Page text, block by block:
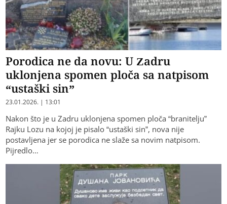
Porodica ne da novu: U Zadru
uklonjena spomen ploča sa natpisom
“ustaški sin”
23.01.2026. | 13:01
Nakon što je u Zadru uklonjena spomen ploča “branitelju”
Rajku Lozu na kojoj je pisalo “ustaški sin”, nova nije
postavljena jer se porodica ne slaže sa novim natpisom.
Pijredlo…